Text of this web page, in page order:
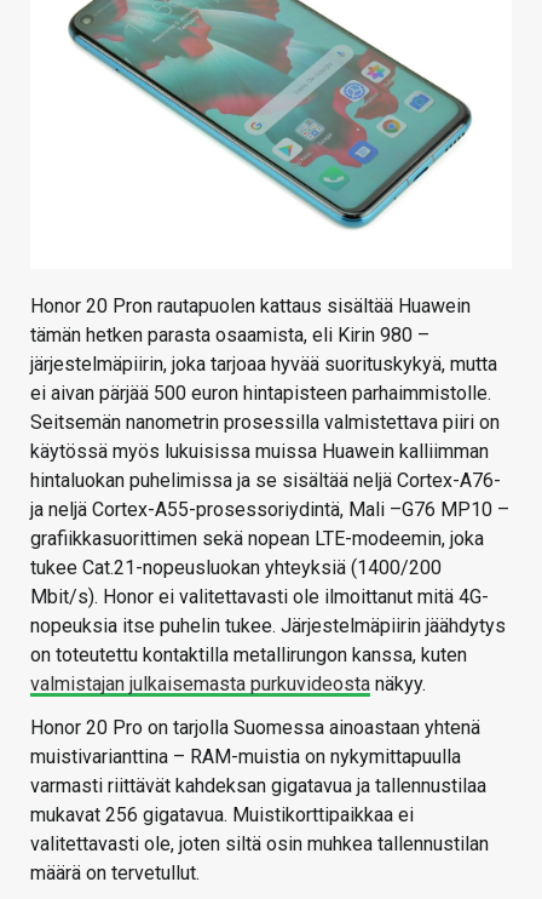
Honor 20 Pron rautapuolen kattaus sisältää Huawein
tämän hetken parasta osaamista, eli Kirin 980 –
järjestelmäpiirin, joka tarjoaa hyvää suorituskykyä, mutta
ei aivan pärjää 500 euron hintapisteen parhaimmistolle.
Seitsemän nanometrin prosessilla valmistettava piiri on
käytössä myös lukuisissa muissa Huawein kalliimman
hintaluokan puhelimissa ja se sisältää neljä Cortex-A76-
ja neljä Cortex-A55-prosessoriydintä, Mali –G76 MP10 –
grafiikkasuorittimen sekä nopean LTE-modeemin, joka
tukee Cat.21-nopeusluokan yhteyksiä (1400/200
Mbit/s). Honor ei valitettavasti ole ilmoittanut mitä 4G-
nopeuksia itse puhelin tukee. Järjestelmäpiirin jäähdytys
on toteutettu kontaktilla metallirungon kanssa, kuten
valmistajan julkaisemasta purkuvideosta näkyy.
Honor 20 Pro on tarjolla Suomessa ainoastaan yhtenä
muistivarianttina – RAM-muistia on nykymittapuulla
varmasti riittävät kahdeksan gigatavua ja tallennustilaa
mukavat 256 gigatavua. Muistikorttipaikkaa ei
valitettavasti ole, joten siltä osin muhkea tallennustilan
määrä on tervetullut.